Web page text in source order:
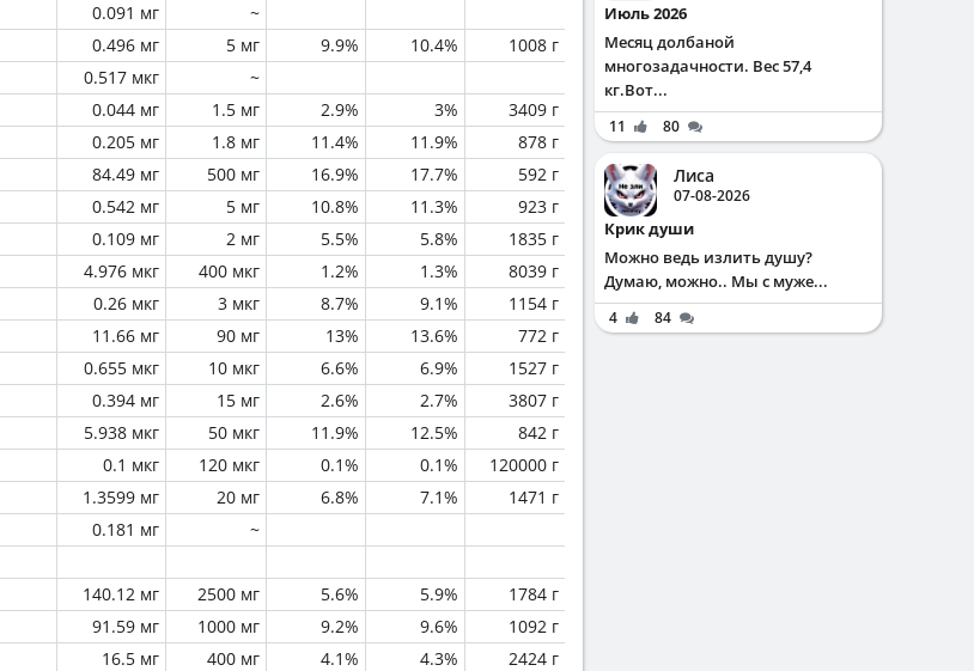
0.091 мг
~
0.496 мг 5 мг 9.9% 10.4%
1008 г
0.517 мкг
~
0.044 мг 1.5 мг 2.9% 3%
3409 г
0.205 мг 1.8 мг 11.4% 11.9%
878 г
84.49 мг 500 мг 16.9% 17.7%
592 г
0.542 мг 5 мг 10.8% 11.3%
923 г
0.109 мг 2 мг 5.5% 5.8%
1835 г
4.976 мкг 400 мкг 1.2% 1.3%
8039 г
0.26 мкг 3 мкг 8.7% 9.1%
1154 г
11.66 мг 90 мг 13% 13.6%
772 г
0.655 мкг 10 мкг 6.6% 6.9%
1527 г
0.394 мг 15 мг 2.6% 2.7%
3807 г
5.938 мкг 50 мкг 11.9% 12.5%
842 г
0.1 мкг 120 мкг 0.1% 0.1%
120000 г
1.3599 мг 20 мг 6.8% 7.1%
1471 г
0.181 мг ~
140.12 мг 2500 мг 5.6% 5.9%
1784 г
91.59 мг 1000 мг 9.2% 9.6%
1092 г
16.5 мг 400 мг 4.1% 4.3%
2424 г
Июль 2026
Месяц долбаной
многозадачности. Вес 57,4
кг.Вот...
11 80
Лиса
07-08-2026
Крик души
Можно ведь излить душу?
Думаю, можно.. Мы с муже...
4 84